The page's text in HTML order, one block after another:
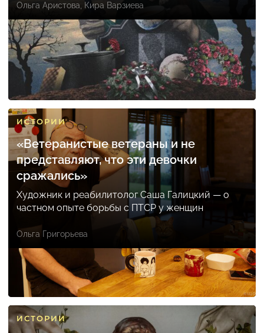
Ольга Аристова Кира Варзиева
ИСТОРИИ
«Ветеранистые ветераны и не
представляют, что эти девочки
сражались»
Художник и реабилитолог Саша Галицкий — о
частном опыте борьбы с ПТСР у женщин
Ольга Григорьева
ИСТОРИИ